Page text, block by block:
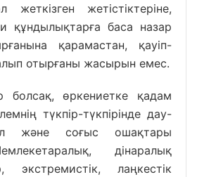
жетістіктеріне,
құндылықтарға баса назар
қарамастан, қауіп-
отырғаны жасырын емес.
болсақ, өркениетке қадам
түкпір-түкпірінде дау-
және соғыс ошақтары
дінаралық
экстремистік, лаңкестік